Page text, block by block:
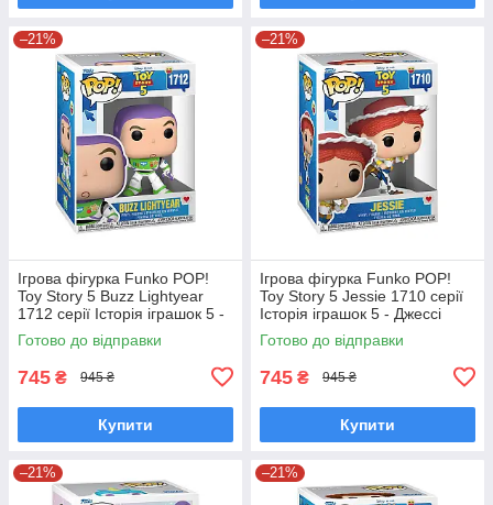
–21%
Ігрова фігурка Funko POP!
Toy Story 5 Buzz Lightyear
1712 серії Історія іграшок 5 -
Базз Лайтер Фанко Поп
90768
Готово до відправки
745 ₴ 945 ₴
Купити
–21%
Ігрова фігурка Funko POP!
Toy Story 5 Jessie 1710 серії
Історія іграшок 5 - Джессі
Фанко Поп 90766
Готово до відправки
745 ₴ 945 ₴
Купити
–21% –21%